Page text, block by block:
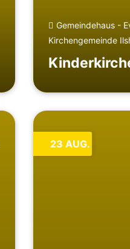
Gemeindehaus -
Kirchengemeinde
23 AUG.